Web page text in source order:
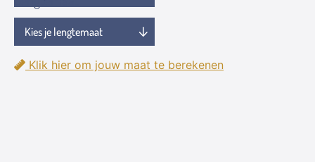
Klik hier om jouw maat te berekenen